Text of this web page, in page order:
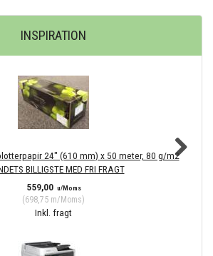
INSPIRATION
24" (610 mm) x 50 meter, 80 g/m2
BILLIGSTE MED FRI FRAGT
559,00 u/Moms
(698,75 m/Moms)
Inkl. fragt